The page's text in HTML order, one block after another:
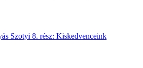
Szotyi 8. rész: Kiskedvenceink